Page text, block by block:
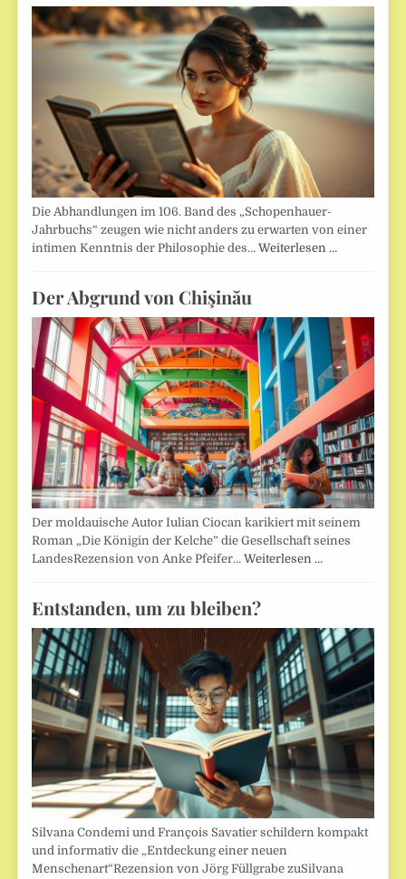
Die Abhandlungen im 106. Band des „Schopenhauer-
Jahrbuchs“ zeugen wie nicht anders zu erwarten von einer
intimen Kenntnis der Philosophie des…Weiterlesen …
Der Abgrund von Chişinău
Der moldauische Autor Iulian Ciocan karikiert mit seinem
Roman „Die Königin der Kelche” die Gesellschaft seines
LandesRezension von Anke Pfeifer…Weiterlesen …
Entstanden, um zu bleiben?
Silvana Condemi und François Savatier schildern kompakt
und informativ die „Entdeckung einer neuen
Menschenart“Rezension von Jörg Füllgrabe zuSilvana